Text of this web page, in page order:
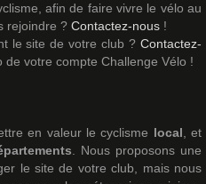
afin de faire vivre le vélo au
rejoindre ? Contactez-nous !
le site de votre club ? Contactez-
votre compte Challenge Vélo !
en valeur le cyclisme local, et
. Nous proposons une
le site de votre club, mais nous